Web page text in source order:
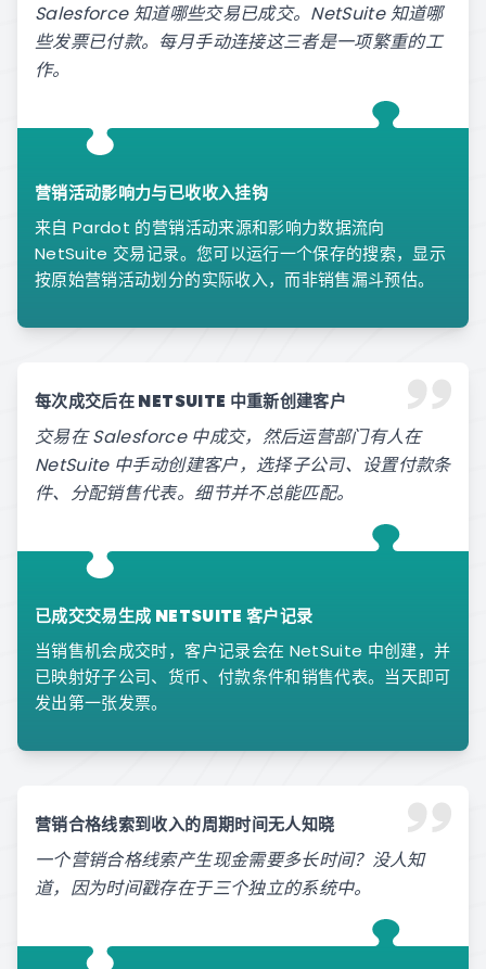
Salesforce 知道哪些交易已成交。NetSuite 知道哪
些发票已付款。每月手动连接这三者是一项繁重的工
作。
营销活动影响力与已收收入挂钩
来自 Pardot 的营销活动来源和影响力数据流向
NetSuite 交易记录。您可以运行一个保存的搜索，显示
按原始营销活动划分的实际收入，而非销售漏斗预估。
每次成交后在 NETSUITE 中重新创建客户
交易在 Salesforce 中成交，然后运营部门有人在
NetSuite 中手动创建客户，选择子公司、设置付款条
件、分配销售代表。细节并不总能匹配。
已成交交易生成 NETSUITE 客户记录
当销售机会成交时，客户记录会在 NetSuite 中创建，并
已映射好子公司、货币、付款条件和销售代表。当天即可
发出第一张发票。
营销合格线索到收入的周期时间无人知晓
一个营销合格线索产生现金需要多长时间？没人知
道，因为时间戳存在于三个独立的系统中。